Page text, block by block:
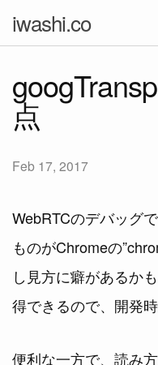
iwashi.co
点
Feb 17, 2017
WebRTCのデバッグ
ものがChromeの
し見方に癖があるか
得できるので、開発
便利な一方で、読み